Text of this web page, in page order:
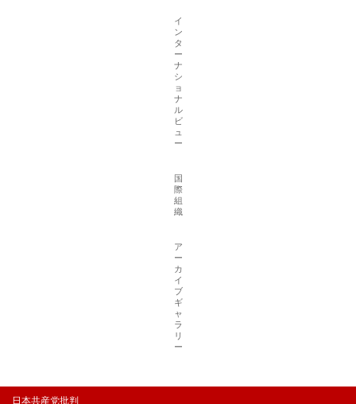
イ
ン
タ
ー
ナ
シ
ョ
ナ
ル
ビ
ュ
ー
国
際
組
織
ア
ー
カ
イ
ブ
ギ
ャ
ラ
リ
ー
日本共産党批判